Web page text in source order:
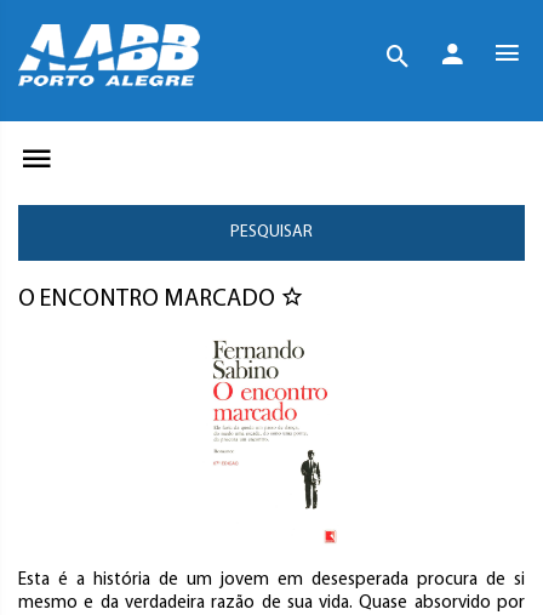
PESQUISAR
O ENCONTRO MARCADO
Esta é a história de um jovem em desesperada procura de si
mesmo e da verdadeira razão de sua vida. Quase absorvido por